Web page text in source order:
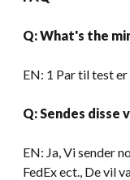
Q:What's the
EN: 1 Par til test er
Q: Sendes disse
EN: Ja, Vi sender
FedEx ect., De vil